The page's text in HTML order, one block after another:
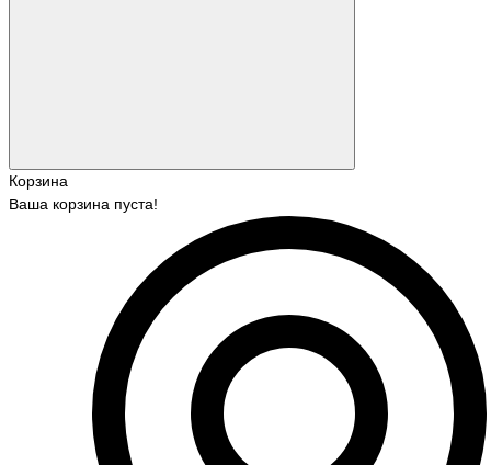
Корзина
Ваша корзина пуста!